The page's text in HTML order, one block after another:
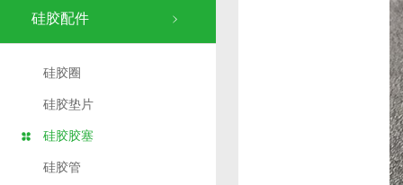
硅胶配件
硅胶圈
硅胶垫片
硅胶胶塞
硅胶管